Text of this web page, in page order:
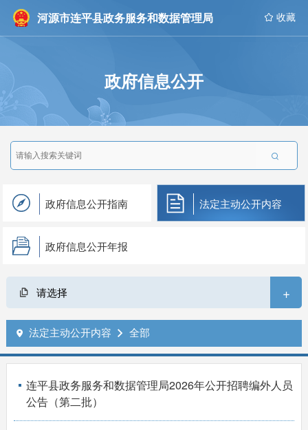
河源市连平县政务服务和数据管理局  收藏
政府信息公开

政府信息公开指南 法定主动公开内容
政府信息公开年报
请选择 +
 法定主动公开内容  全部
连平县政务服务和数据管理局2026年公开招聘编外人员
公告（第二批）